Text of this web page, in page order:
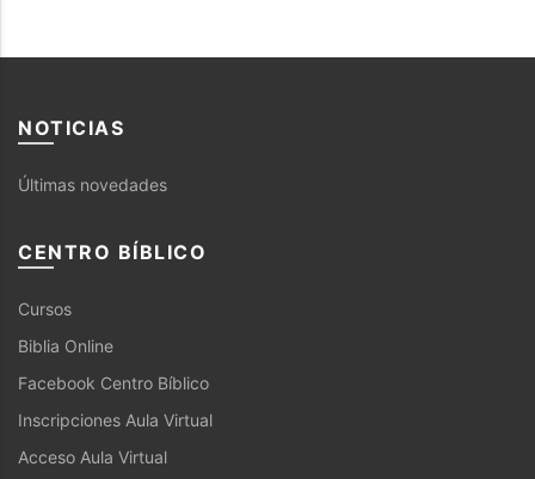
NOTICIAS
Últimas novedades
CENTRO BÍBLICO
Cursos
Biblia Online
Facebook Centro Bíblico
Inscripciones Aula Virtual
Acceso Aula Virtual